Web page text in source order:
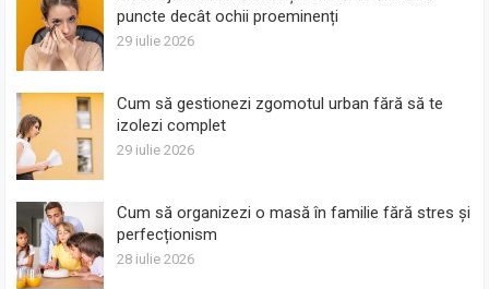
puncte decât ochii proeminenți
29 iulie 2026
Cum să gestionezi zgomotul urban fără să te
izolezi complet
29 iulie 2026
Cum să organizezi o masă în familie fără stres și
perfecționism
28 iulie 2026